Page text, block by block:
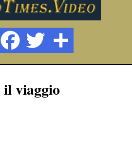
viaggio